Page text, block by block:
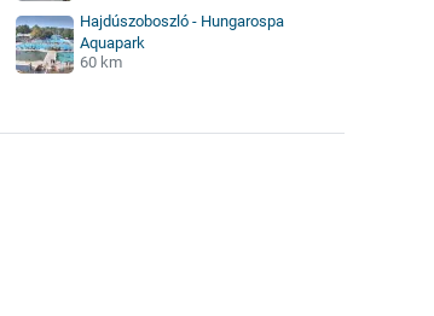
Hajdúszoboszló - Hungarospa
Aquapark
60 km